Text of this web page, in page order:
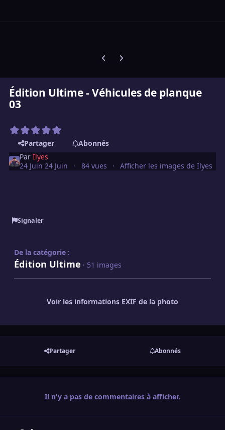
Diapositive précédente
Diapositive suivante
Édition Ultime - Véhicules de planque
03
Partager
Abonnés
ParIlyes
24 Juin24 Juin 84 vues Afficher les images de Ilyes
Signaler
De la catégorie :
Édition Ultime · 51 images
Voir les informations EXIF de la photo
Partager Abonnés
Il n'y a pas de commentaires à afficher.